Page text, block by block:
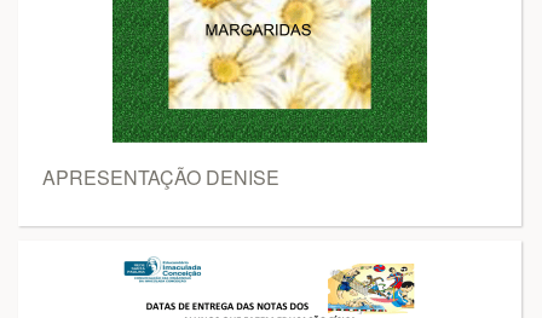
APRESENTAÇÃO DENISE